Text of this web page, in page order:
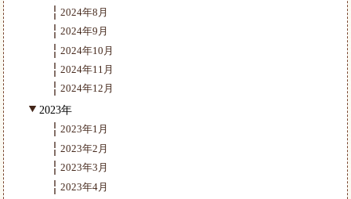
2024年8月
2024年9月
2024年10月
2024年11月
2024年12月
2023年
2023年1月
2023年2月
2023年3月
2023年4月